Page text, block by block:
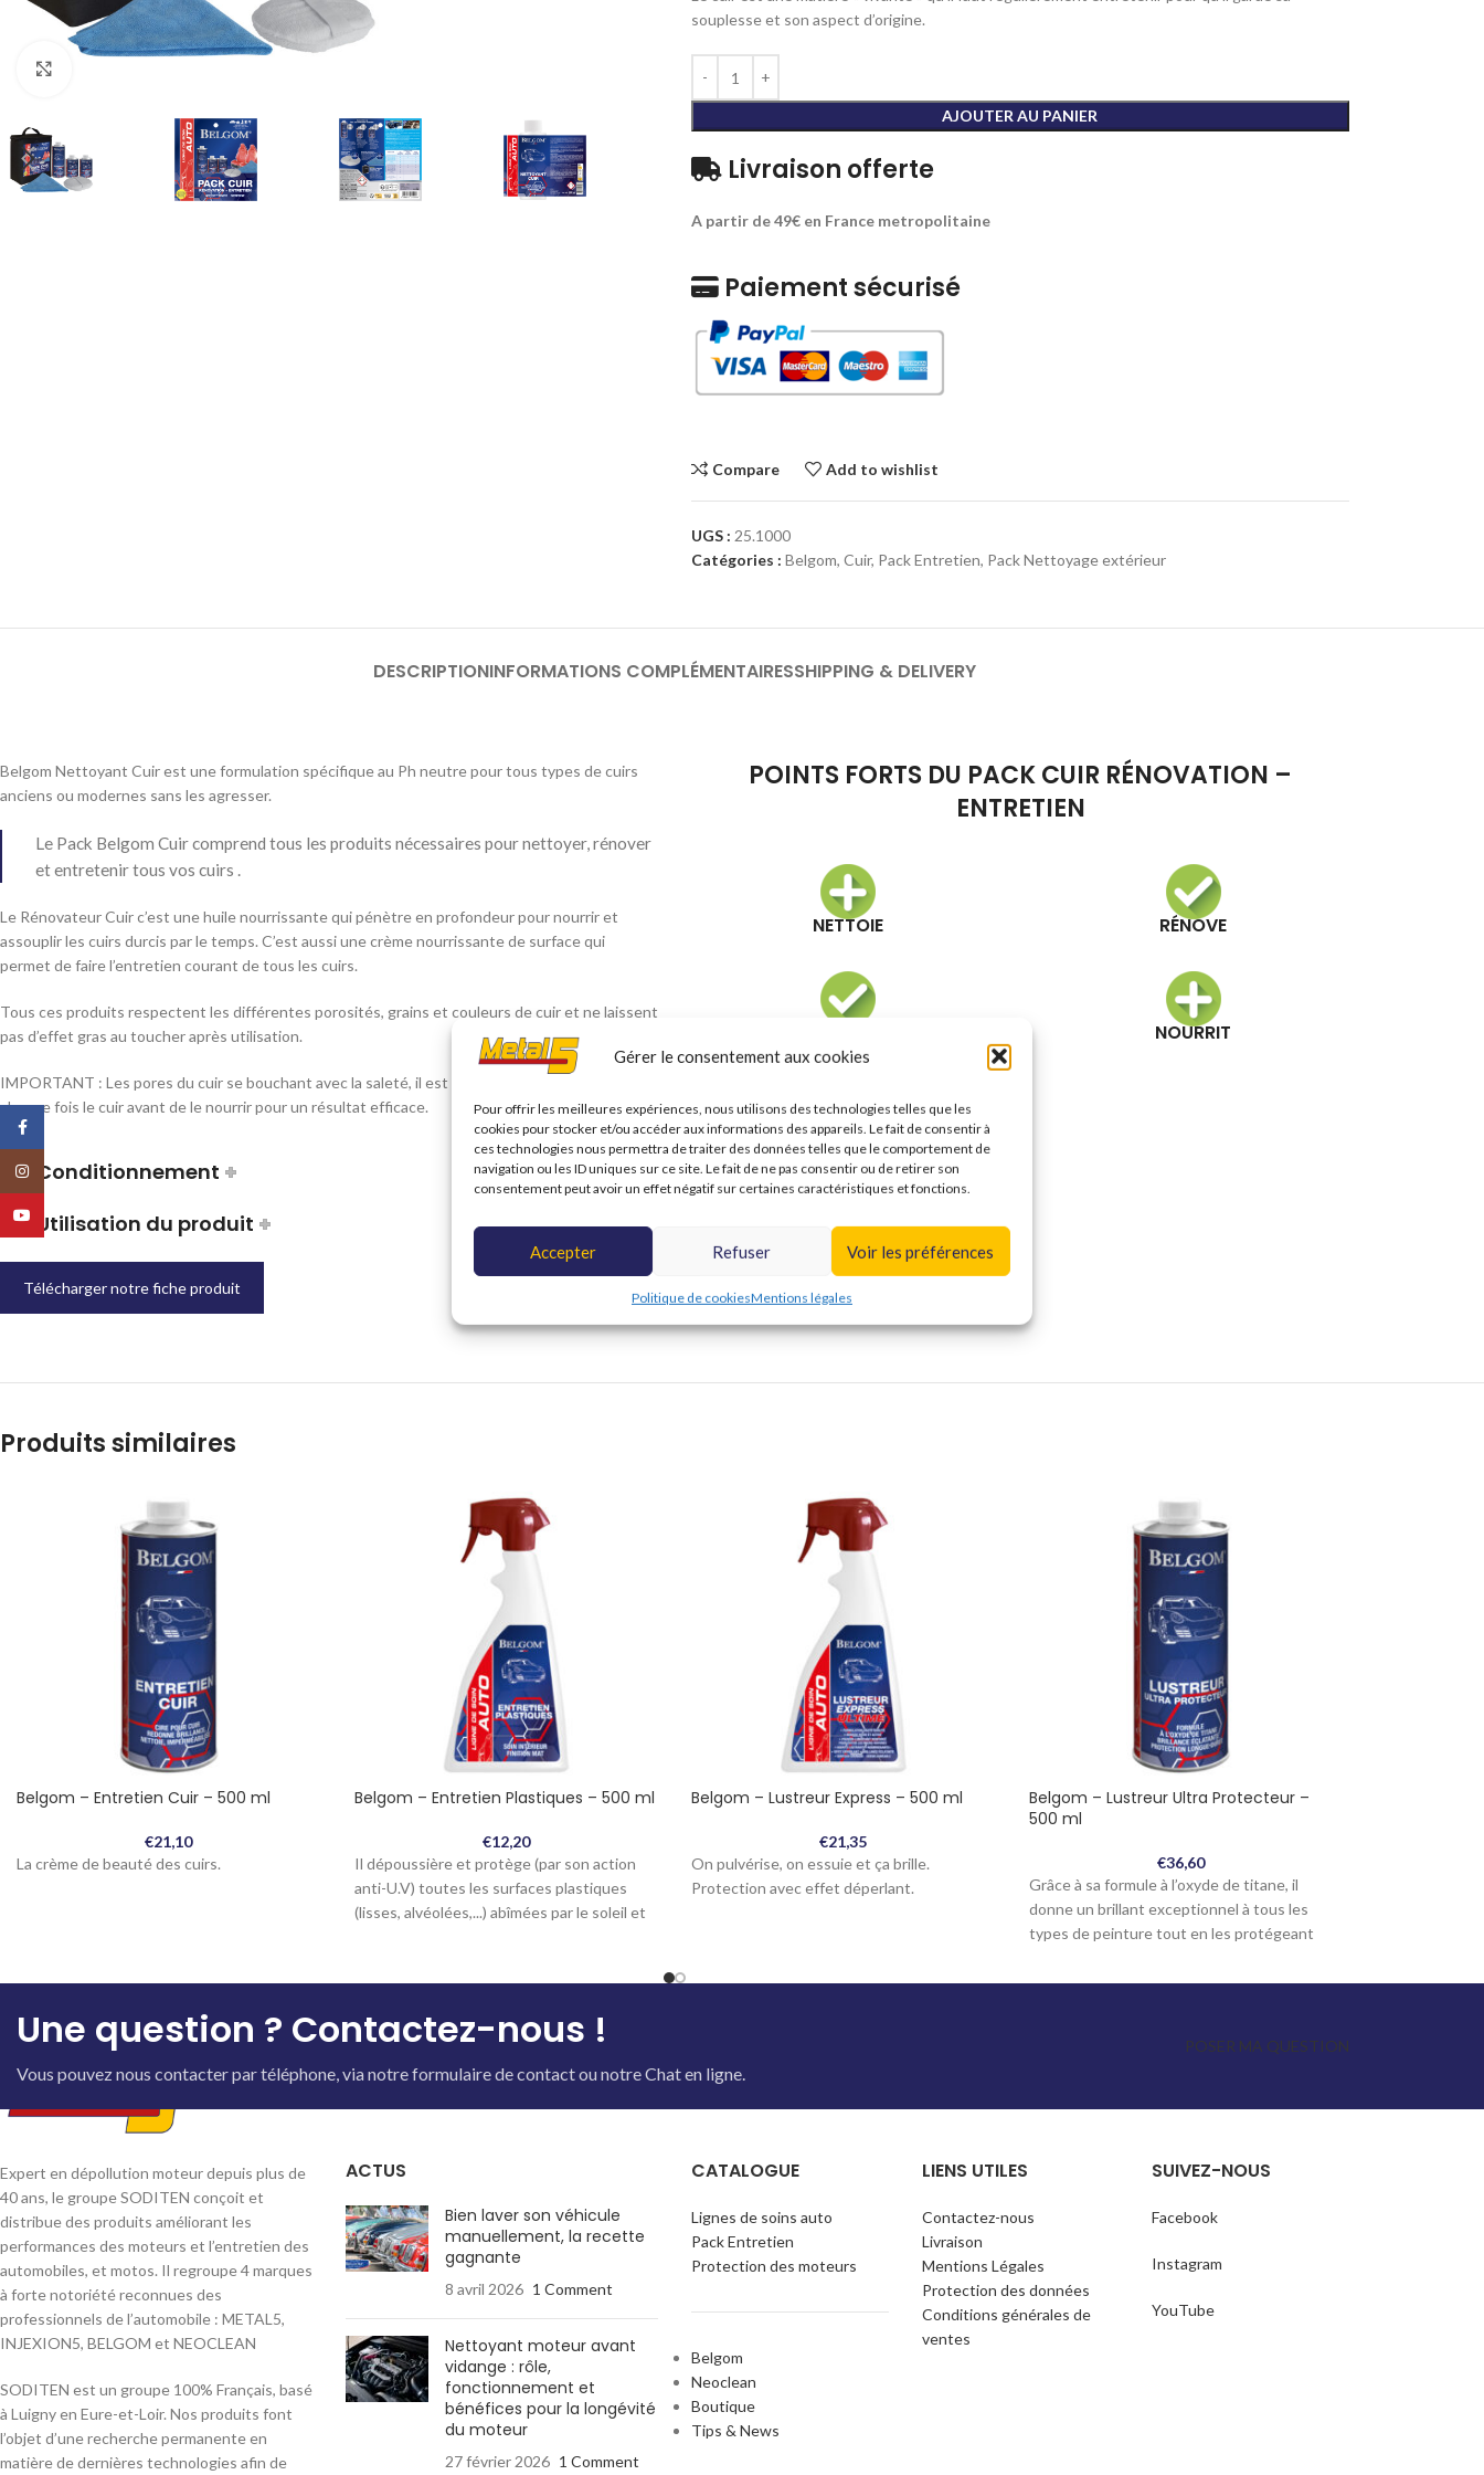
Gérer le consentement aux cookies
Pour offrir les meilleures expériences, nous utilisons des technologies telles que les
cookies pour stocker et/ou accéder aux informations des appareils. Le fait de consentir à
ces technologies nous permettra de traiter des données telles que le comportement de
navigation ou les ID uniques sur ce site. Le fait de ne pas consentir ou de retirer son
consentement peut avoir un effet négatif sur certaines caractéristiques et fonctions.
Accepter Refuser Voir les préférences
Politique de cookiesMentions légales
souplesse et son aspect d’origine.
AJOUTER AU PANIER
Livraison offerte
A partir de 49€ en France metropolitaine
Paiement sécurisé
Compare Add to wishlist
UGS : 25.1000
Catégories : Belgom, Cuir, Pack Entretien, Pack Nettoyage extérieur
DESCRIPTIONINFORMATIONS COMPLÉMENTAIRESSHIPPING & DELIVERY
Belgom Nettoyant Cuir est une formulation spécifique au Ph neutre pour tous types de cuirs
anciens ou modernes sans les agresser.
Le Pack Belgom Cuir comprend tous les produits nécessaires pour nettoyer, rénover
et entretenir tous vos cuirs .
Le Rénovateur Cuir c’est une huile nourrissante qui pénètre en profondeur pour nourrir et
assouplir les cuirs durcis par le temps. C’est aussi une crème nourrissante de surface qui
permet de faire l’entretien courant de tous les cuirs.
Tous ces produits respectent les différentes porosités, grains et couleurs de cuir et ne laissent
pas d’effet gras au toucher après utilisation.
IMPORTANT : Les pores du cuir se bouchant avec la saleté, il est impératif de nettoyer à
chaque fois le cuir avant de le nourrir pour un résultat efficace.
Conditionnement
Utilisation du produit
Télécharger notre fiche produit
POINTS FORTS DU PACK CUIR RÉNOVATION –
ENTRETIEN
NETTOIE RÉNOVE
NOURRIT
Produits similaires
Belgom – Entretien Cuir – 500 ml
€21,10
La crème de beauté des cuirs.
Belgom – Entretien Plastiques – 500 ml
€12,20
Il dépoussière et protège (par son action
anti-U.V) toutes les surfaces plastiques
(lisses, alvéolées,...) abîmées par le soleil et
Belgom – Lustreur Express – 500 ml
€21,35
On pulvérise, on essuie et ça brille.
Protection avec effet déperlant.
Belgom – Lustreur Ultra Protecteur –
500 ml
€36,60
Grâce à sa formule à l’oxyde de titane, il
donne un brillant exceptionnel à tous les
types de peinture tout en les protégeant
pollution, les intempéries, la corrosion ou le
Une question ? Contactez-nous !
Vous pouvez nous contacter par téléphone, via notre formulaire de contact ou notre Chat en ligne.
POSER MA QUESTION
Expert en dépollution moteur depuis plus de
40 ans, le groupe SODITEN conçoit et
distribue des produits améliorant les
performances des moteurs et l’entretien des
automobiles, et motos. Il regroupe 4 marques
à forte notoriété reconnues des
professionnels de l’automobile : METAL5,
INJEXION5, BELGOM et NEOCLEAN
SODITEN est un groupe 100% Français, basé
à Luigny en Eure-et-Loir. Nos produits font
l’objet d’une recherche permanente en
matière de dernières technologies afin de
ACTUS
Bien laver son véhicule
manuellement, la recette
gagnante
8 avril 2026 1 Comment
Nettoyant moteur avant
vidange : rôle,
fonctionnement et
bénéfices pour la longévité
du moteur
27 février 2026 1 Comment
CATALOGUE
Lignes de soins auto
Pack Entretien
Protection des moteurs
Belgom
Neoclean
Boutique
Tips & News
LIENS UTILES
Contactez-nous
Livraison
Mentions Légales
Protection des données
Conditions générales de
ventes
SUIVEZ-NOUS
Facebook
Instagram
YouTube
Instagram
YouTube